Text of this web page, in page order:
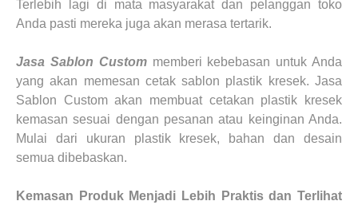
Terlebih lagi di mata masyarakat dan pelanggan toko
Anda pasti mereka juga akan merasa tertarik.
Jasa Sablon Custommemberi kebebasan untuk Anda
yang akan memesan cetak sablon plastik kresek. Jasa
Sablon Custom akan membuat cetakan plastik kresek
kemasan sesuai dengan pesanan atau keinginan Anda.
Mulai dari ukuran plastik kresek, bahan dan desain
semua dibebaskan.
Kemasan Produk Menjadi Lebih Praktis dan Terlihat